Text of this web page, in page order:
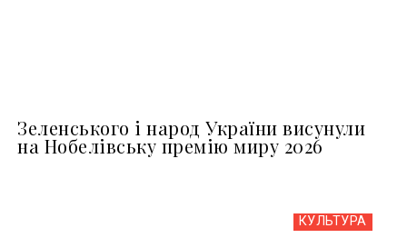
Зеленського і народ України висунули
на Нобелівську премію миру 2026
КУЛЬТУРА